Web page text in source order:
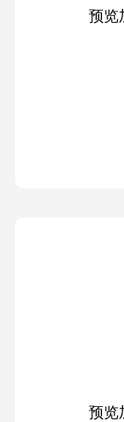
预览
预览